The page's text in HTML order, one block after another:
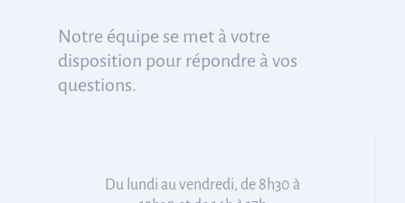
Notre équipe se met à votre
disposition pour répondre à vos
questions.
Du lundi au vendredi, de 8h30 à